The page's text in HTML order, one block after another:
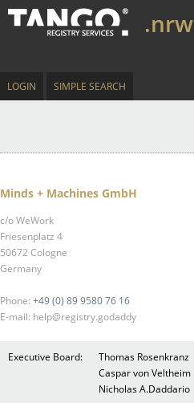
.nrw
LOGIN SIMPLE SEARCH
Minds + Machines GmbH
c/o WeWork
Friesenplatz 4
50672 Cologne
Germany
Phone: +49 (0) 89 9580 76 16
E-mail: help@registry.godaddy
Executive Board:
Thomas Rosenkranz
Caspar von Veltheim
Nicholas A.Daddario